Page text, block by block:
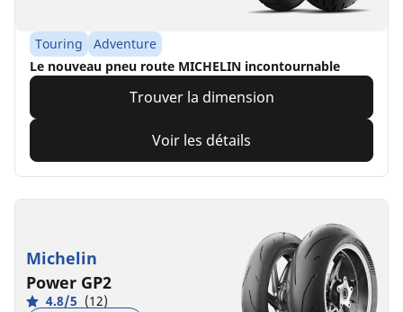
Touring
Adventure
Le nouveau pneu route MICHELIN incontournable​
Trouver la dimension
Voir les détails
Michelin
Power GP2
4.8/5 (12)